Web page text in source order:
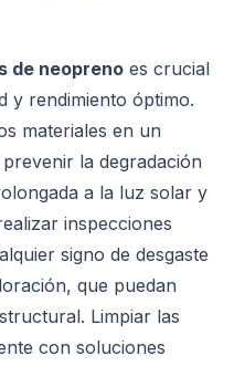
de neopreno es crucial
y rendimiento óptimo.
materiales en un
la degradación
a la luz solar y
inspecciones
signo de desgaste
que puedan
Limpiar las
con soluciones